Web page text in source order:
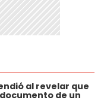
al revelar que
de un